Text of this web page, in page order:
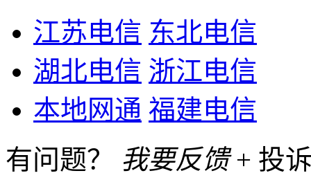
江苏电信 东北电信
湖北电信 浙江电信
本地网通 福建电信
有问题？ 我要反馈+ 投